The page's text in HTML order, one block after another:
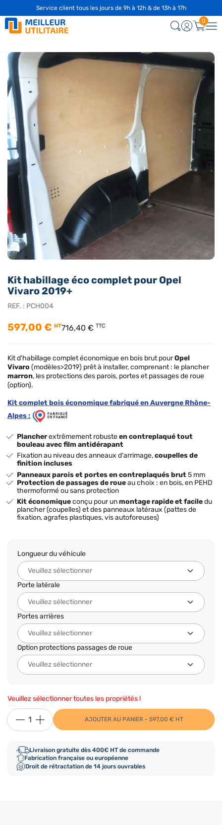
Kit habillage éco complet pour Opel
Vivaro 2019+
REF. : PCH004
597,00 € HT716,40 € TTC
Kit d'habillage complet économique en bois brut pourOpel
Vivaro (modèles>2019) prêt à installer, comprenant : le plancher
marron, les protections des parois, portes et passages de roue
(option).
Kit complet bois économique fabriqué en Auvergne Rhône-
Alpes :
Plancherextrêmement robusteen contreplaqué tout
bouleau avec film antidérapant
Fixation au niveau des anneaux d'arrimage,coupelles de
finition incluses
Panneaux parois et portes en contreplaqués brut5 mm
Protection de passages de roueau choix : en bois, en PEHD
thermoformé ou sans protection
Kit économiqueconçu pour unmontage rapide et faciledu
plancher (coupelles) et des panneaux latéraux (pattes de
fixation, agrafes plastiques, vis autoforeuses)
Longueur du véhicule
Porte latérale
Portes arrières
Option protections passages de roue
Veuillez sélectionner toutes les propriétés !
AJOUTER AU PANIER - 597,00 € HT
Livraison gratuite dès 400€ HT de commande
Fabrication française ou européenne
Droit de rétractation de 14 jours ouvrables
Service client tous les jours de 9h à 12h & de 13h à 17h
☎️04 28 29 75 94
0